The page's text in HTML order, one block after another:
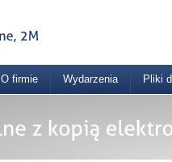
O firmie Wydarzenia Pliki